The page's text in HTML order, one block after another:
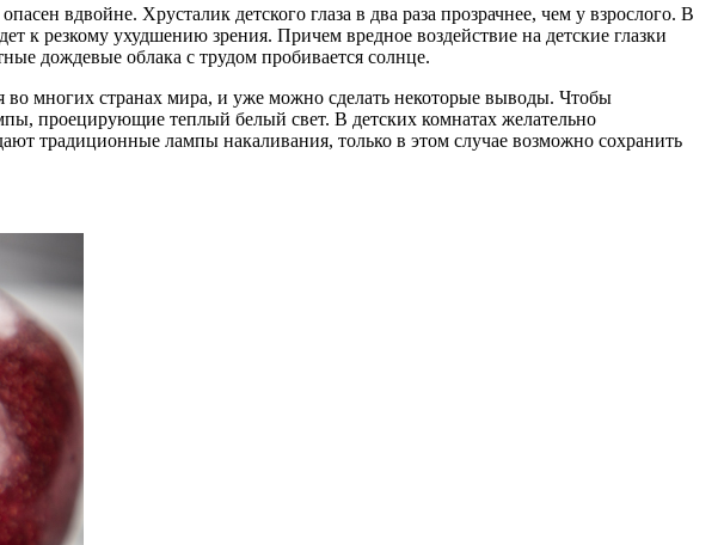
вдвойне. Хрусталик детского глаза в два раза прозрачнее, чем у взрослого. В
к резкому ухудшению зрения. Причем вредное воздействие на детские глазки
дождевые облака с трудом пробивается солнце.
во многих странах мира, и уже можно сделать некоторые выводы. Чтобы
проецирующие теплый белый свет. В детских комнатах желательно
традиционные лампы накаливания, только в этом случае возможно сохранить